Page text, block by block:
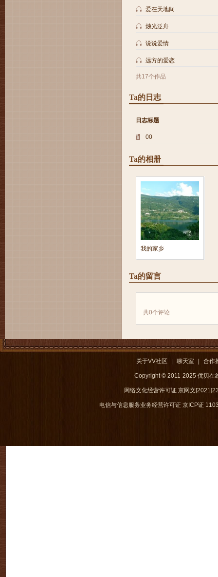
爱在天地间
烛光泛舟
说说爱情
远方的爱恋
共17个作品
Ta的日志
日志标题
00
Ta的相册
我的家乡
Ta的留言
共0个评论
关于VV社区 聊天室 合作
Copyright © 2011-2025 优贝在
网络文化经营许可证 京网文
电信与信息服务业务经营许可证 京ICP证